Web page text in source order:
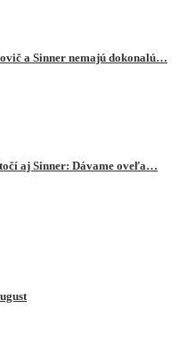
a Sinner nemajú dokonalú…
aj Sinner: Dávame oveľa…